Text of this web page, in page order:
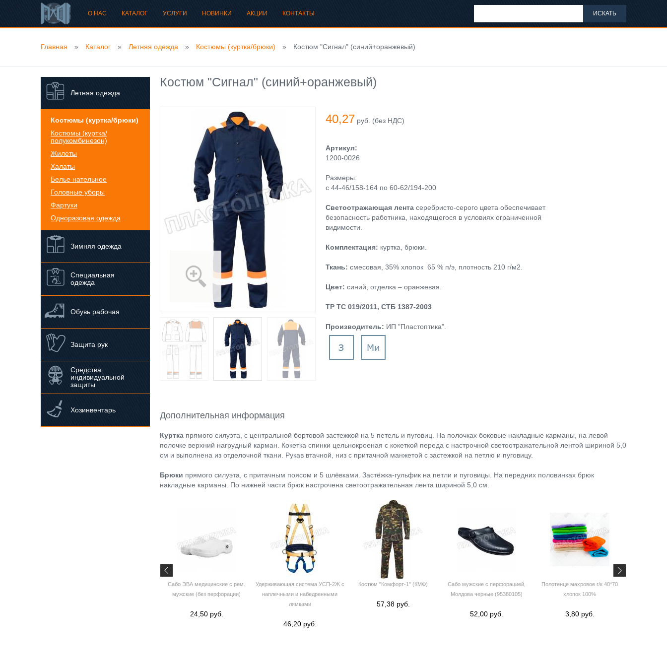
О НАС КАТАЛОГ УСЛУГИ НОВИНКИ АКЦИИ КОНТАКТЫ ИСКАТЬ
Главная » Каталог » Летняя одежда » Костюмы (куртка/брюки) » Костюм "Сигнал" (синий+оранжевый)
Летняя одежда
Костюмы (куртка/брюки)
Костюмы (куртка/
полукомбинезон)
Жилеты
Халаты
Белье нательное
Головные уборы
Фартуки
Одноразовая одежда
Зимняя одежда
Специальная
одежда
Обувь рабочая
Защита рук
Средства
индивидуальной
защиты
Хозинвентарь
Костюм "Сигнал" (синий+оранжевый)
40,27 руб. (без НДС)
Артикул:
1200-0026
Размеры:
с 44-46/158-164 по 60-62/194-200
Светоотражающая лента серебристо-серого цвета обеспечивает
безопасность работника, находящегося в условиях ограниченной
видимости.
Комплектация: куртка, брюки.
Ткань: смесовая, 35% хлопок 65 % п/э, плотность 210 г/м2.
Цвет: синий, отделка – оранжевая.
ТР ТС 019/2011, СТБ 1387-2003
Производитель: ИП "Пластоптика".
Дополнительная информация
Куртка прямого силуэта, с центральной бортовой застежкой на 5 петель и пуговиц. На полочках боковые накладные карманы, на левой
полочке верхний нагрудный карман. Кокетка спинки цельнокроеная с кокеткой переда с настрочной светоотражательной лентой шириной 5,0
см и выполнена из отделочной ткани. Рукав втачной, низ с притачной манжетой с застежкой на петлю и пуговицу.
Брюки прямого силуэта, с притачным поясом и 5 шлёвками. Застёжка-гульфик на петли и пуговицы. На передних половинках брюк
накладные карманы. По нижней части брюк настрочена светоотражательная лента шириной 5,0 см.
Сабо ЭВА медицинские с рем.
мужские (без перфорации)
24,50 руб.
Удерживающая система УСП-2Ж с
наплечными и набедренными
лямками
46,20 руб.
Костюм "Комфорт-1" (КМФ)
57,38 руб.
Сабо мужские с перфорацией,
Молдова черные (95380105)
52,00 руб.
Полотенце махровое г/к 40*70
хлопок 100%
3,80 руб.